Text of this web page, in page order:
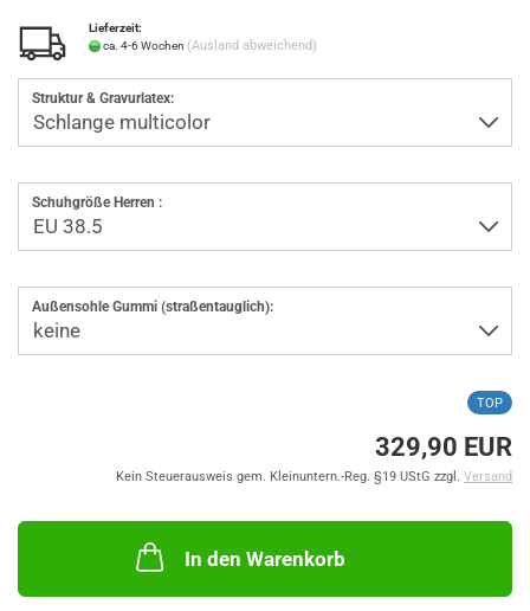
Lieferzeit:
ca. 4-6 Wochen (Ausland abweichend)
Struktur & Gravurlatex:
Schuhgröße Herren :
Außensohle Gummi (straßentauglich):
TOP
329,90 EUR
Kein Steuerausweis gem. Kleinuntern.-Reg. §19 UStG zzgl. Versand
In den Warenkorb